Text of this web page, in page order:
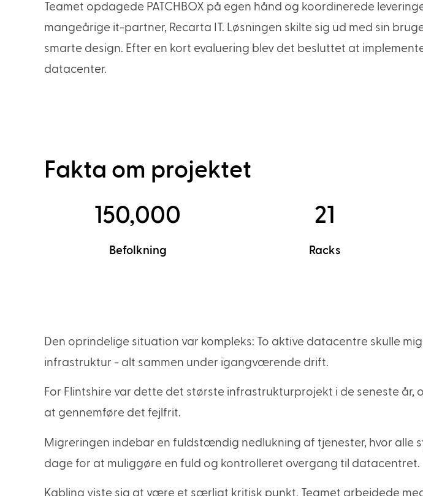
Teamet opdagede PATCHBOX på egen hånd og koordinerede
mangeårige it-partner, Recarta IT. Løsningen skilte sig ud med sin
smarte design. Efter en kort evaluering blev det besluttet at
datacenter.
Fakta om projektet
150,000
Befolkning
21
Racks
Den oprindelige situation var kompleks: To aktive datacentre skulle
infrastruktur - alt sammen under igangværende drift.
For Flintshire var dette det største infrastrukturprojekt i de seneste år,
at gennemføre det fejlfrit.
Migreringen indebar en fuldstændig nedlukning af tjenester, hvor alle
dage for at muliggøre en fuld og kontrolleret overgang til datacentret.
Kabling viste sig at være et særligt kritisk punkt. Teamet arbejdede